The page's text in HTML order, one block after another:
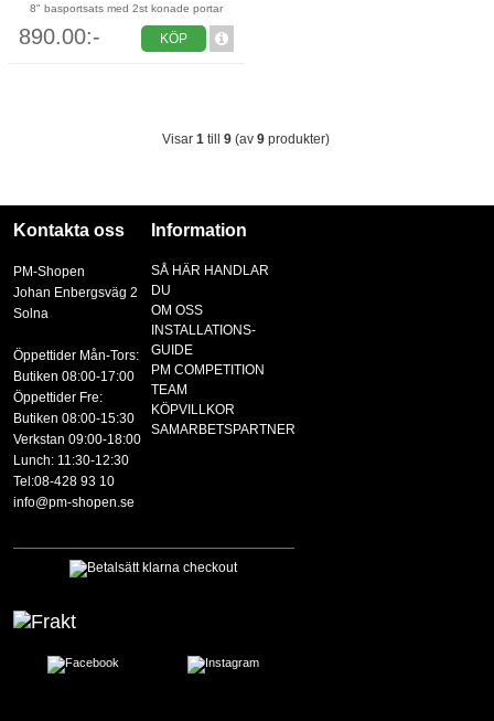
8" basportsats med 2st konade portar
890.00:- KÖP
Visar 1 till 9(av 9produkter)
Kontakta oss
PM-Shopen
Johan Enbergsväg 2
Solna
Öppettider Mån-Tors:
Butiken 08:00-17:00
Öppettider Fre:
Butiken 08:00-15:30
Verkstan 09:00-18:00
Lunch: 11:30-12:30
Tel:08-428 93 10
info@pm-shopen.se
Information
SÅ HÄR HANDLAR
DU
OM OSS
INSTALLATIONS-
GUIDE
PM COMPETITION
TEAM
KÖPVILLKOR
SAMARBETSPARTNER